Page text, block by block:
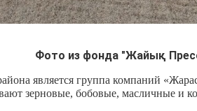
Фото из фонда "Жайық
является группа компаний
зерновые, бобовые, масличные и